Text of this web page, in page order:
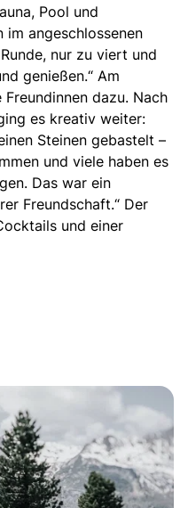
Pool und
im angeschlossenen
nur zu viert und
genießen.“ Am
dazu. Nach
es kreativ weiter:
Steinen gebastelt –
und viele haben es
Das war ein
Freundschaft.“ Der
und einer